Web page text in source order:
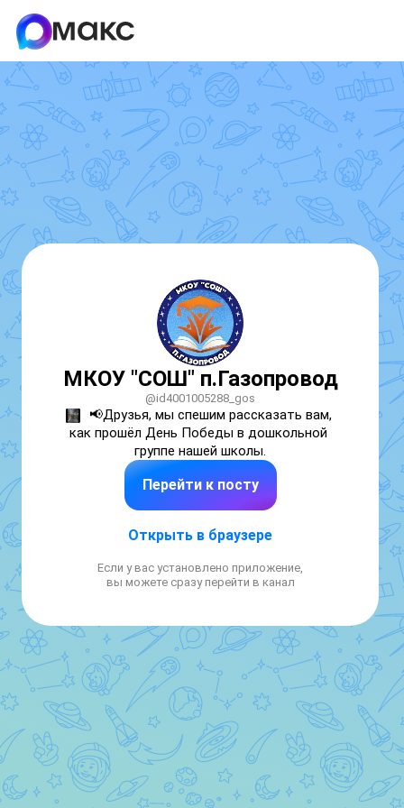
МКОУ "СОШ" п.Газопровод
@id4001005288_gos
📢Друзья, мы спешим рассказать вам,
как прошёл День Победы в дошкольной
группе нашей школы.
Перейти к посту
Открыть в браузере
Если у вас установлено приложение,
вы можете сразу перейти в канал